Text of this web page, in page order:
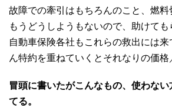
故障での牽引はもちろんのこと、燃
もうどうしようもないので、助けても
自動車保険各社もこれらの救出には
ん特約を重ねていくとそれなりの価格
冒頭に書いたがこんなもの、使わな
てる。